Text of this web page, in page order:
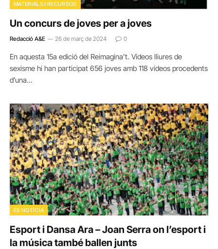
MATERIALS I RECURSOS
Un concurs de joves per a joves
Redacció A&E 26 de març de 2024 0
En aquesta 15a edició del Reimagina’t. Vídeos lliures de
sexisme hi han participat 656 joves amb 118 vídeos procedents
d’una…
ÉS NOTÍCIA
Esport i Dansa Ara – Joan Serra on l’esport i
la música també ballen junts